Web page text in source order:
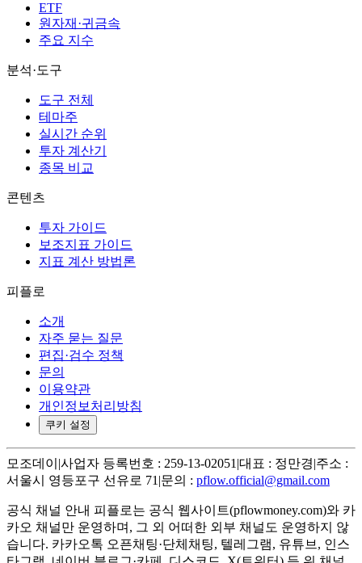
ETF
원자재·귀금속
주요 지수
분석·도구
도구 전체
테마주
실시간 순위
투자 계산기
종목 비교
콘텐츠
투자 가이드
보조지표 가이드
지표 계산 방법론
피플로
소개
자주 묻는 질문
편집·검수 정책
문의
이용약관
개인정보처리방침
쿠키 설정
모조데이 |사업자 등록번호 : 259-13-02051 |대표 : 정만경|주소 :
서울시 영등포구 선유로 71 |문의 : pflow.official@gmail.com
공식 채널 안내 피플로는 공식 웹사이트(pflowmoney.com)와 카
카오 채널만 운영하며, 그 외 어떠한 외부 채널도 운영하지 않
습니다. 카카오톡 오픈채팅·단체채팅, 텔레그램, 유튜브, 인스